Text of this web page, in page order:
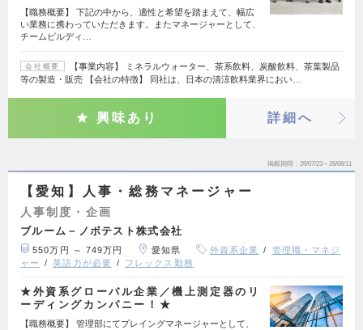
【職務概要】 下記の中から、適性と希望を踏まえて、幅広
い業務に携わっていただきます。またマネージャーとして、
チームビルディ…
会社概要
【事業内容】 ミネラルウォーター、茶系飲料、炭酸飲料、茶葉製品
等の製造・販売 【会社の特徴】 同社は、日本の清涼飲料業界におい…
興味あり 詳細へ
掲載期間 26/07/23～26/08/11
【愛知】人事・総務マネージャー
人事制度・企画
ブルーム－ノボテスト株式会社
550万円 ～ 749万円 愛知県 外資系企業
管理職・マネジ
ャー
英語力が必要 フレックス勤務
★外資系グローバル企業／機上測定器のリ
ーディングカンパニー！★
【職務概要】 管理部にてプレイングマネージャーとして、